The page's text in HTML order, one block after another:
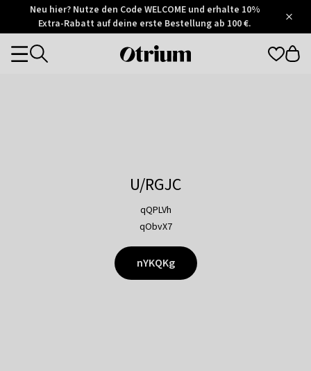
Otrium
Trustpilot
Neu hier? Nutze den Code WELCOME und erhalte 10%
Extra-Rabatt auf deine erste Bestellung ab 100 €.
Otrium
Categories
U/RGJC
qQPLVh
qObvX7
nYKQKg